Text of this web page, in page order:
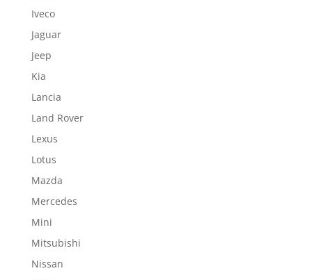
Iveco
Jaguar
Jeep
Kia
Lancia
Land Rover
Lexus
Lotus
Mazda
Mercedes
Mini
Mitsubishi
Nissan